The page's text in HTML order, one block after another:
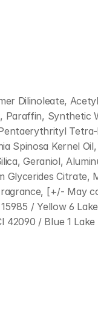
Dilinoleate,
Kernel
Geraniol,
Glycerides
[+/- May
/ Yellow 6
/ Blue 1